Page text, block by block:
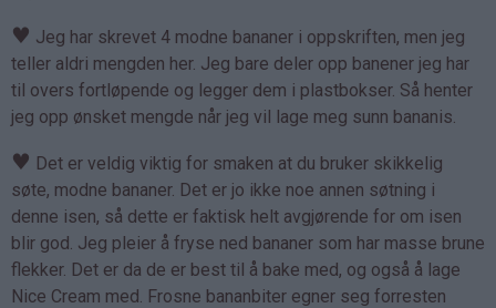
♥ Jeg har skrevet 4 modne bananer i oppskriften, men jeg
teller aldri mengden her. Jeg bare deler opp banener jeg har
til overs fortløpende og legger dem i plastbokser. Så henter
jeg opp ønsket mengde når jeg vil lage meg sunn bananis.
♥ Det er veldig viktig for smaken at du bruker skikkelig
søte, modne bananer. Det er jo ikke noe annen søtning i
denne isen, så dette er faktisk helt avgjørende for om isen
blir god. Jeg pleier å fryse ned bananer som har masse brune
flekker. Det er da de er best til å bake med, og også å lage
Nice Cream med. Frosne bananbiter egner seg forresten